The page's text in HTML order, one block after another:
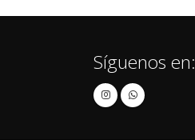
Síguenos en: